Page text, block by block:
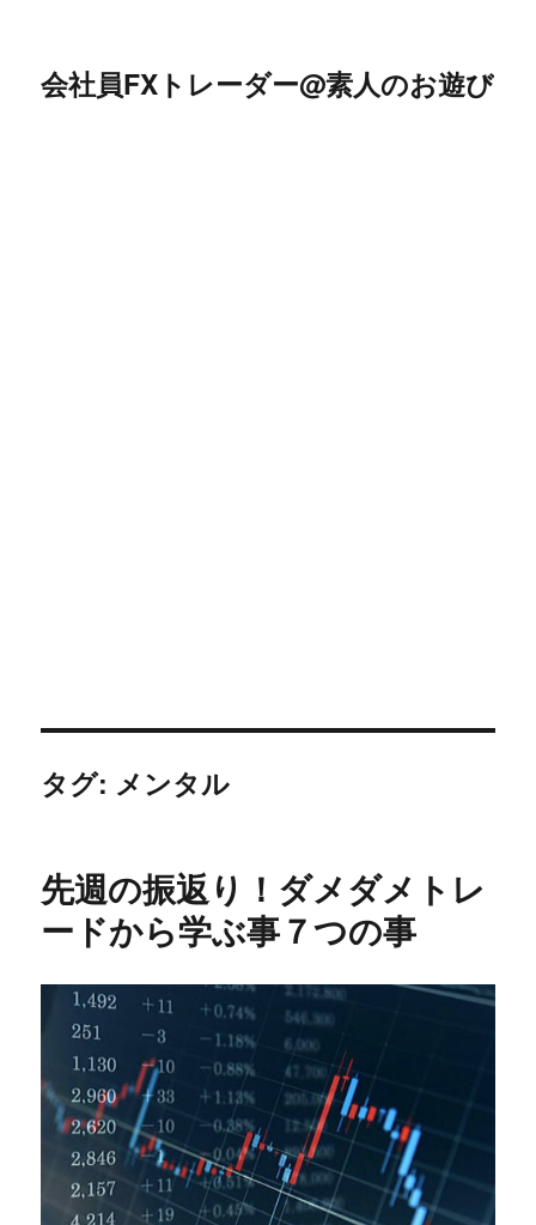
会社員FXトレーダー@素人のお遊び
タグ: メンタル
先週の振返り！ダメダメトレ
ードから学ぶ事７つの事